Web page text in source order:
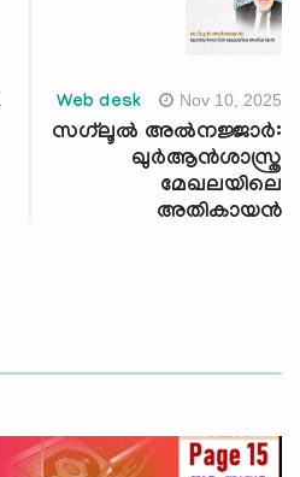
Web desk Nov 10, 2025
സഗ്‍ലൂല്‍ അല്‍നജ്ജാര്‍:
ഖുര്‍ആന്‍ശാസ്ത്ര
മേഖലയിലെ
അതികായന്‍